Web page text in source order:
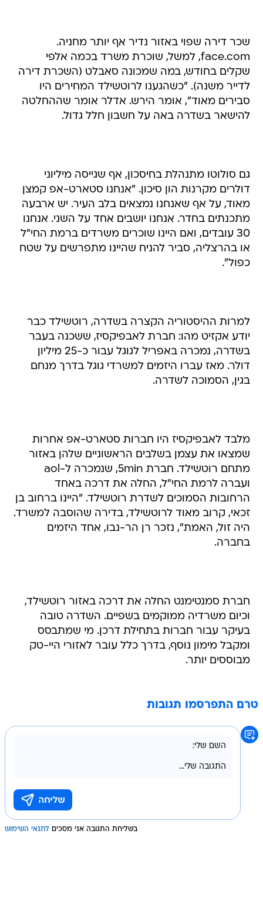
שכר דירה שפוי באזור נדיר אף יותר מחניה.
face.com, למשל, שוכרת משרד בכמה אלפי
שקלים בחודש, במה שמכונה סאבלט (השכרת דירה
לדייר משנה). "כשהגענו לרוטשילד המחירים היו
סבירים מאוד", אומר הירש. אדלר אומר שההחלטה
להישאר בשדרה באה על חשבון חלל גדול.
גם סולוטו מתנהלת בחיסכון, אף שגייסה מיליוני
דולרים מקרנות הון סיכון. "אנחנו סטארט-אפ קמצן
מאוד, על אף שאנחנו נמצאים בלב העיר. יש ארבעה
מתכנתים בחדר. אנחנו יושבים אחד על השני. אנחנו
30 עובדים, ואם היינו שוכרים משרדים ברמת החי"ל
או בהרצליה, סביר להניח שהיינו מתפרשים על שטח
כפול".
למרות ההיסטוריה הקצרה בשדרה, רוטשילד כבר
יודע אקזיט מהו: חברת לאבפיקסיז, ששכנה בעבר
בשדרה, נמכרה באפריל לגוגל עבור כ-25 מיליון
דולר. מאז עברו היזמים למשרדי גוגל בדרך מנחם
בגין, הסמוכה לשדרה.
מלבד לאבפיקסיז היו חברות סטארט-אפ אחרות
שמצאו את עצמן בשלבים הראשוניים שלהן באזור
מתחם רוטשילד. חברת 5min, שנמכרה ל-aol
ועברה לרמת החי"ל, החלה את דרכה באחד
הרחובות הסמוכים לשדרת רוטשילד. "היינו ברחוב בן
זכאי, קרוב מאוד לרוטשילד, בדירה שהוסבה למשרד.
היה זול, האמת", נזכר רן הר-נבו, אחד היזמים
בחברה.
חברת סמנטימנט החלה את דרכה באזור רוטשילד,
וכיום משרדיה ממוקמים בשפיים. השדרה טובה
בעיקר עבור חברות בתחילת דרכן. מי שמתבסס
ומקבל מימון נוסף, בדרך כלל עובר לאזורי היי-טק
מבוססים יותר.
טרם התפרסמו תגובות
בשליחת התגובה אני מסכים לתנאי השימוש